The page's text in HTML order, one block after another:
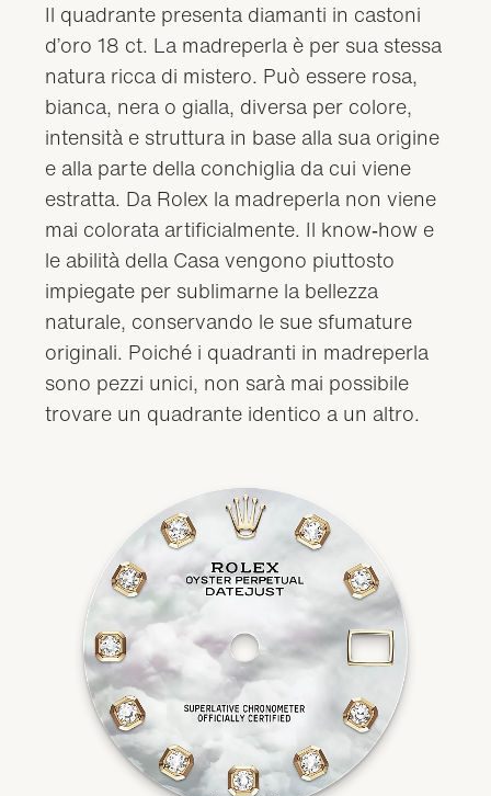
Il quadrante presenta diamanti in castoni
d’oro 18 ct. La madreperla è per sua stessa
natura ricca di mistero. Può essere rosa,
bianca, nera o gialla, diversa per colore,
intensità e struttura in base alla sua origine
e alla parte della conchiglia da cui viene
estratta. Da Rolex la madreperla non viene
mai colorata artificialmente. Il know‑how e
le abilità della Casa vengono piuttosto
impiegate per sublimarne la bellezza
naturale, conservando le sue sfumature
originali. Poiché i quadranti in madreperla
sono pezzi unici, non sarà mai possibile
trovare un quadrante identico a un altro.